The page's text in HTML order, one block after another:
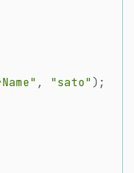
, "sato") ;